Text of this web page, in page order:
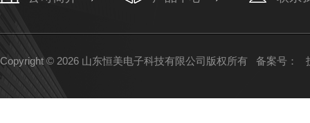
Copyright © 2026 山东恒美电子科技有限公司版权所有 备案号：